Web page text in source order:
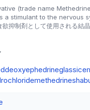
(trade name
a stimulant to the nervous
抑制剤として使用される結
deoxyephedrineglassice
methedrine